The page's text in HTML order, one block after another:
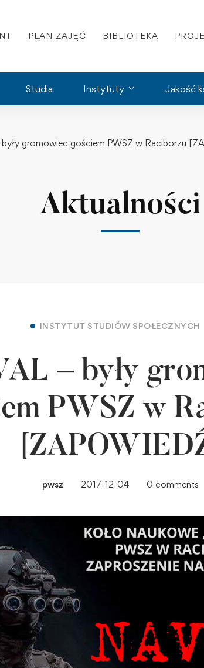
PLAN ZAJĘĆ BIBLIOTEKA
Studia Instytuty Jakość
gromowiec gościem PWSZ w Raciborzu
Aktualności
INSTYTUT STUDIÓW SPOŁECZNYCH
– były
PWSZ w
pwsz 2017-12-04 0 comments